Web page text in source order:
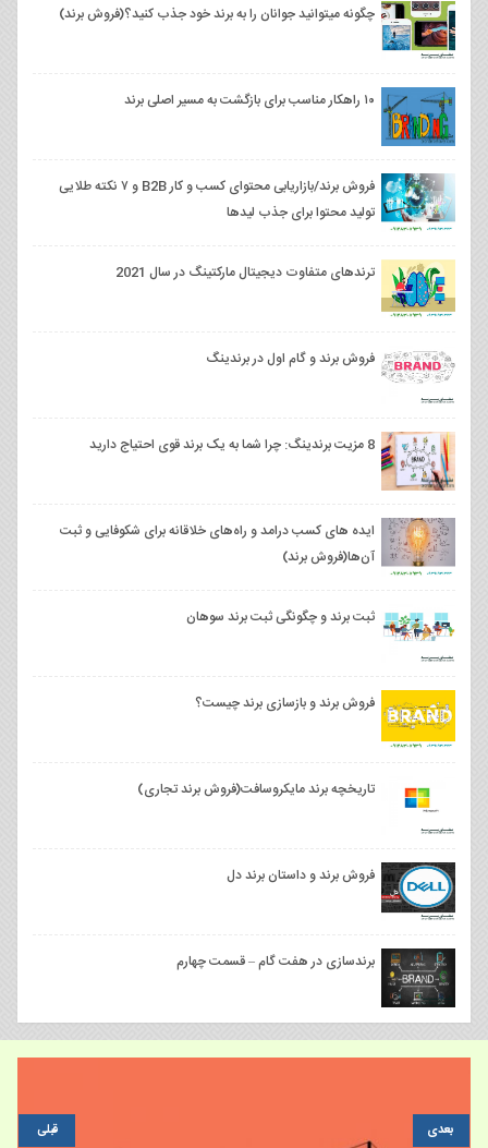
چگونه میتوانید جوانان را به برند خود جذب کنید؟(فروش برند)
۱۰ راهکار مناسب برای بازگشت به مسیر اصلی برند
فروش برند/بازاریابی محتوای کسب و کار B2B و ۷ نکته طلایی
تولید محتوا برای جذب لیدها
ترندهای متفاوت دیجیتال مارکتینگ در سال 2021
فروش برند و گام اول در برندینگ
8 مزیت برندینگ: چرا شما به یک برند قوی احتیاج دارید
ایده های کسب درامد و راه‌های خلاقانه برای شکوفایی و ثبت
آن‌ها(فروش برند)
ثبت برند و چگونگی ثبت برند سوهان
فروش برند و بازسازی برند چیست؟
تاریخچه برند مایکروسافت(فروش برند تجاری)
فروش برند و داستان برند دل
برندسازی در هفت گام – قسمت چهارم
قبلی بعدی